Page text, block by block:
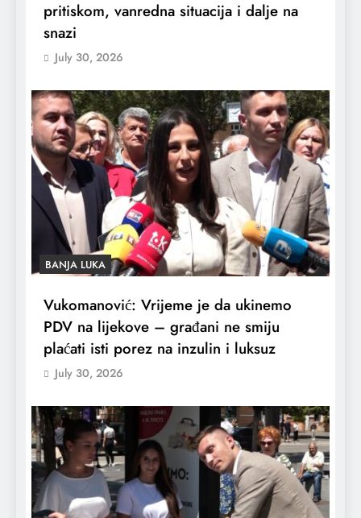
pritiskom, vanredna situacija i dalje na
snazi
July 30, 2026
BANJA LUKA
Vukomanović: Vrijeme je da ukinemo
PDV na lijekove – građani ne smiju
plaćati isti porez na inzulin i luksuz
July 30, 2026